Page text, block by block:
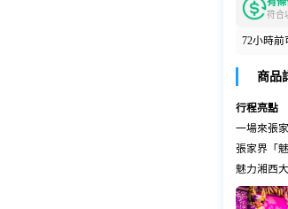
有條
符合
72小時前
商品
行程亮點
一場來張
張家界「
魅力湘西